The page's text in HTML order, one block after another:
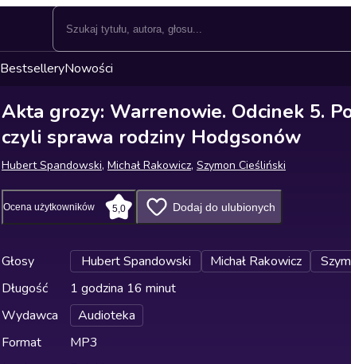
BestselleryNowości
Akta grozy: Warrenowie. Odcinek 5.
czyli sprawa rodziny Hodgsonów
Hubert Spandowski, Michał Rakowicz, Szymon Cieśliński
Ocena użytkowników 5,0 Dodaj do ulubionych
Głosy Hubert Spandowski Michał Rakowicz
Długość
1 godzina 16 minut
Wydawca
Audioteka
Format
MP3